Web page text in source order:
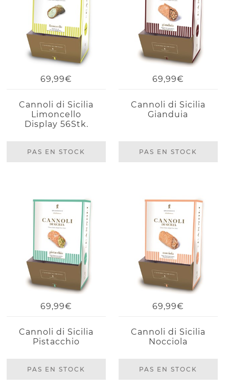
69,99€
Cannoli di Sicilia
Limoncello
Display 56Stk.
PAS EN STOCK
69,99€
Cannoli di Sicilia
Gianduia
PAS EN STOCK
69,99€
Cannoli di Sicilia
Pistacchio
PAS EN STOCK
69,99€
Cannoli di Sicilia
Nocciola
PAS EN STOCK